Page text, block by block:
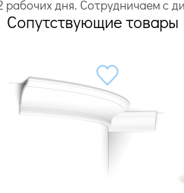
дня. Сотрудничаем с
Сопутствующие товары